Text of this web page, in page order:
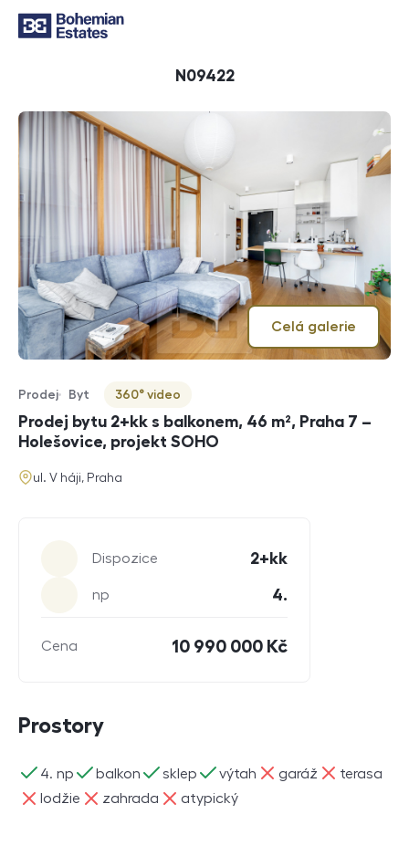
ID
N09422
Celá galerie
Typ nabídky
Prodej
Typ nemovitosti
Byt
Virtuální prohlídka
360° video
Prodej bytu 2+kk s balkonem, 46 m², Praha 7 –
Holešovice, projekt SOHO
adresa
ul. V háji, Praha
Dispozice 2+kk
np 4.
Cena 10 990 000 Kč
Prostory
4. np
ano balkon
ano sklep
ano výtah
ano garáž
ne terasa
ne
lodžie
ne zahrada
ne atypický
ne